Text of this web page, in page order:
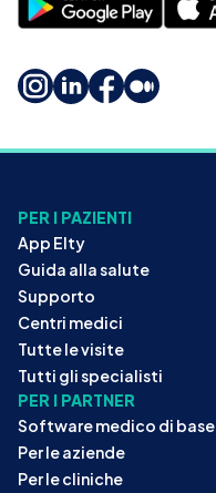
PER I PAZIENTI
App Elty
Guida alla salute
Supporto
Centri medici
Tutte le visite
Tutti gli specialisti
PER I PARTNER
Software medico di base
Per le aziende
Per le cliniche